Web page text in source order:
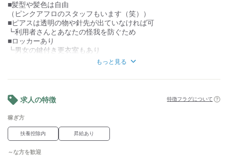
■髪型や髪色は自由
（ピンクアフロのスタッフもいます（笑））
■ピアスは透明の物や針先が出ていなければ可
┗利用者さんとあなたの怪我を防ぐため
■ロッカーあり
┗男女の鍵付き更衣室もあり
■自転車・バイク通勤OK
■研修制度あり
■社内教育制度あり
■資格取得支援制度あり
■夜勤なし
■受動喫煙防止対策あり
・屋内禁煙
・屋外に喫煙場所あり
もっと見る
求人の特徴 特徴フラグについて
稼ぎ方
扶養控除内 昇給あり
～な方を歓迎